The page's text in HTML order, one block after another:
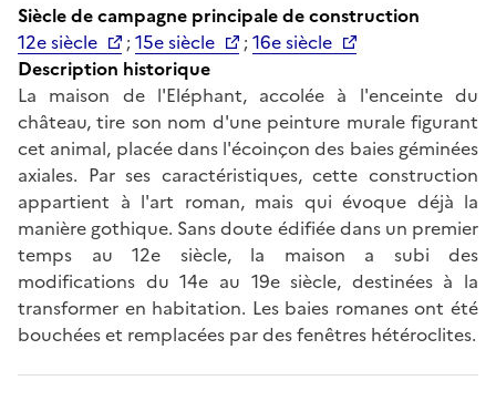
Siècle de campagne principale de construction
12e siècle
;15e siècle ;16e siècle
Description historique
La maison de l'Eléphant, accolée à l'enceinte du
château, tire son nom d'une peinture murale figurant
cet animal, placée dans l'écoinçon des baies géminées
axiales. Par ses caractéristiques, cette construction
appartient à l'art roman, mais qui évoque déjà la
manière gothique. Sans doute édifiée dans un premier
temps au 12e siècle, la maison a subi des
modifications du 14e au 19e siècle, destinées à la
transformer en habitation. Les baies romanes ont été
bouchées et remplacées par des fenêtres hétéroclites.